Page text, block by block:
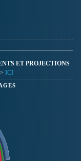
ET PROJECTIONS
ICI